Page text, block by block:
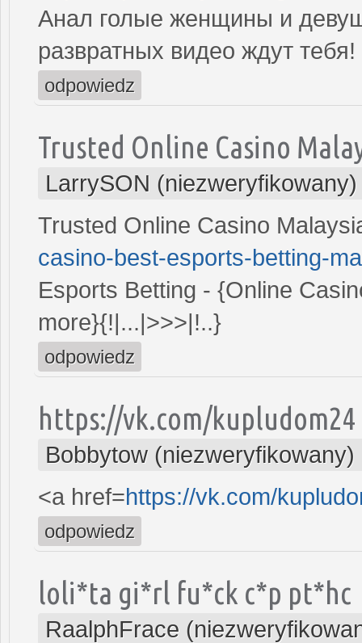
Анал голые женщины и
развратных видео ждут тебя!
odpowiedz
Trusted Online Casino
LarrySON (niezweryfikowany)
Trusted Online Casino
casino-best-esports-betting-
Esports Betting - {Online
more}{!|...|>>>|!..}
odpowiedz
https://vk.com/kupludom24
Bobbytow (niezweryfikowany)
<a href=https://vk.com/
odpowiedz
loli*ta gi*rl fu*ck c*p pt*hc
RaalphFrace